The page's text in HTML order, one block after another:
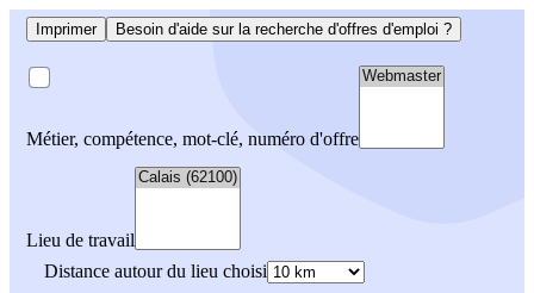
Imprimer Besoin d'aide sur la recherche d'offres d'emploi ?
Métier, compétence, mot-clé, numéro d'offre
Lieu de travail
Distance autour du lieu choisi